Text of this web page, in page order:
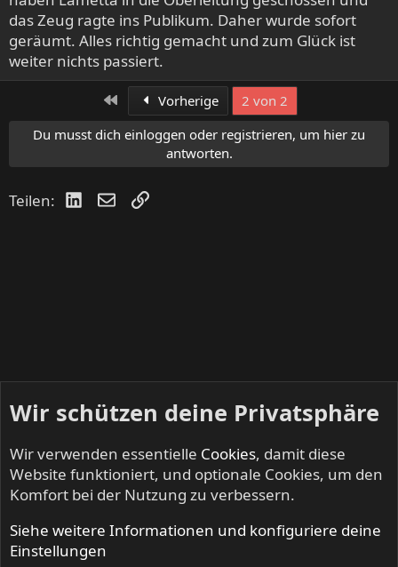
das Zeug ragte ins Publikum. Daher wurde sofort
geräumt. Alles richtig gemacht und zum Glück ist
weiter nichts passiert.
Erste Vorherige
2 von 2
Du musst dich einloggen oder registrieren, um hier zu
antworten.
Teilen: LinkedIn
E-MailLink
NO SLEEP TILL LIVE - Festivals & Open Airs
Wir schützen deine Privatsphäre
Wir verwenden essentielle Cookies, damit diese
Website funktioniert, und optionale Cookies, um den
Komfort bei der Nutzung zu verbessern.
Siehe weitere Informationen und konfiguriere deine
Einstellungen